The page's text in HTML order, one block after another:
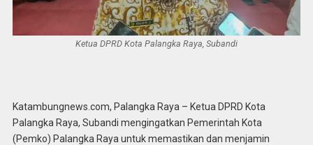
Ketua DPRD Kota Palangka Raya, Subandi
Katambungnews.com, Palangka Raya – Ketua DPRD Kota
Palangka Raya, Subandi mengingatkan Pemerintah Kota
(Pemko) Palangka Raya untuk memastikan dan menjamin